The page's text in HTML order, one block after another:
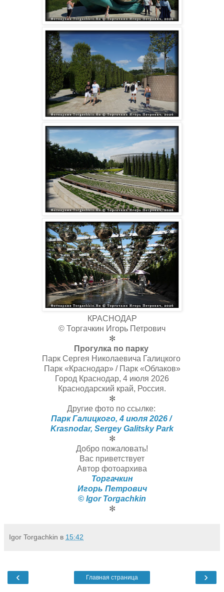
КРАСНОДАР
© Торгачкин Игорь Петрович
✻
Прогулка по парку
Парк Сергея Николаевича Галицкого
Парк «Краснодар» / Парк «Облаков»
Город Краснодар, 4 июля 2026
Краснодарский край, Россия.
✻
Другие фото по ссылке:
Парк Галицкого, 4 июля 2026 /
Krasnodar, Sergey Galitsky Park
✻
Добро пожаловать!
Вас приветствует
Автор фотоархива
Торгачкин
Игорь Петрович
© Igor Torgachkin
✻
Igor Torgachkin в 15:42
‹ ›
Главная страница